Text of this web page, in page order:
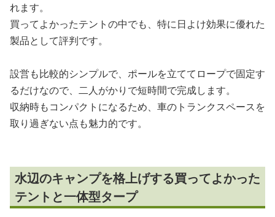
れます。
買ってよかったテントの中でも、特に日よけ効果に優れた
製品として評判です。
設営も比較的シンプルで、ポールを立ててロープで固定す
るだけなので、二人がかりで短時間で完成します。
収納時もコンパクトになるため、車のトランクスペースを
取り過ぎない点も魅力的です。
水辺のキャンプを格上げする買ってよかった
テントと一体型タープ